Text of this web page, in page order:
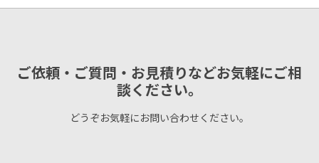
ご依頼・ご質問・お見積りなどお気軽にご相
談ください。
どうぞお気軽にお問い合わせください。